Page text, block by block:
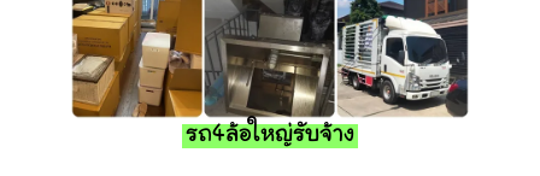
รถ4ล้อใหญ่รับจ้าง